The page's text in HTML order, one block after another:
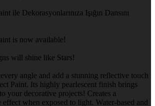
ile Dekorasyonlarınıza Işığın Dansını
is now available!
will shine like Stars!
angle and add a stunning reflective touch
Paint. Its highly pearlescent finish brings
your decorative projects! Creates a
when exposed to light. Water-based and